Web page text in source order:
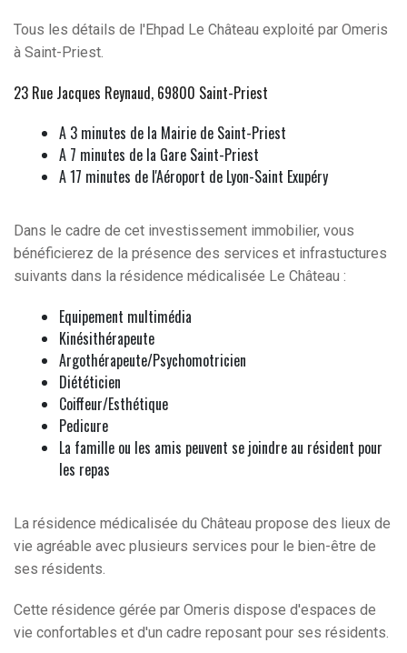
Tous les détails de l'Ehpad Le Château exploité par Omeris
à Saint-Priest.
23 Rue Jacques Reynaud, 69800 Saint-Priest
A 3 minutes de la Mairie de Saint-Priest
A 7 minutes de la Gare Saint-Priest
A 17 minutes de l'Aéroport de Lyon-Saint Exupéry
Dans le cadre de cet investissement immobilier, vous
bénéficierez de la présence des services et infrastuctures
suivants dans la résidence médicalisée Le Château :
Equipement multimédia
Kinésithérapeute
Argothérapeute/Psychomotricien
Diététicien
Coiffeur/Esthétique
Pedicure
La famille ou les amis peuvent se joindre au résident pour
les repas
La résidence médicalisée du Château propose des lieux de
vie agréable avec plusieurs services pour le bien-être de
ses résidents.
Cette résidence gérée par Omeris dispose d'espaces de
vie confortables et d'un cadre reposant pour ses résidents.